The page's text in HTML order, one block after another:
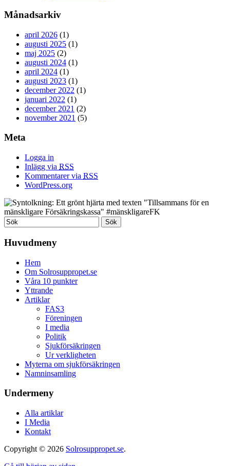
Månadsarkiv
april 2026 (1)
augusti 2025 (1)
maj 2025 (2)
augusti 2024 (1)
april 2024 (1)
augusti 2023 (1)
december 2022 (1)
januari 2022 (1)
december 2021 (2)
november 2021 (5)
Meta
Logga in
Inlägg via RSS
Kommentarer via RSS
WordPress.org
Huvudmeny
Hem
Om Solrosuppropet.se
Våra 10 punkter
Yttrande
Artiklar
FAS3
Föreningen
I media
Politik
Sjukförsäkringen
Ur verkligheten
Myterna om sjukförsäkringen
Namninsamling
Undermeny
Alla artiklar
I Media
Kontakt
Copyright © 2026 Solrosuppropet.se.